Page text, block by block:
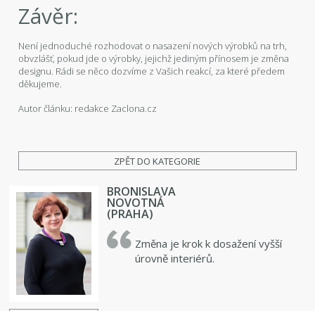
Závěr:
Není jednoduché rozhodovat o nasazení nových výrobků na trh,
obvzlášť, pokud jde o výrobky, jejichž jediným přínosem je změna
designu. Rádi se něco dozvíme z Vašich reakcí, za které předem
děkujeme.
Autor článku: redakce Zaclona.cz
ZPĚT DO KATEGORIE
BRONISLAVA
NOVOTNÁ
(PRAHA)
Změna je krok k dosažení vyšší
úrovně interiérů.